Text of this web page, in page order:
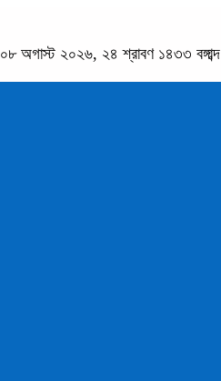
০৮ অগাস্ট ২০২৬, ২৪ শ্রাবণ ১৪৩৩ বঙ্গাব্দ